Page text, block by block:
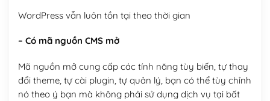
WordPress vẫn luôn tồn tại theo thời gian
– Có mã nguồn CMS mở
Mã nguồn mở cung cấp các tính năng tùy biến, tự thay
đổi theme, tự cài plugin, tự quản lý, bạn có thể tùy chỉnh
nó theo ý bạn mà không phải sử dụng dịch vụ tại bất